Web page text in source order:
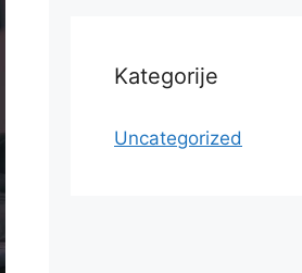
Kategorije
Uncategorized